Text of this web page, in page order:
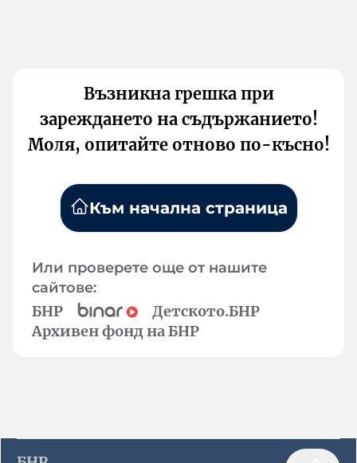
Възникна грешка при
зареждането на съдържанието!
Моля, опитайте отново по-късно!
Към начална страница
Или проверете още от нашите
сайтове:
БНР
Детското.БНР
Архивен фонд на БНР